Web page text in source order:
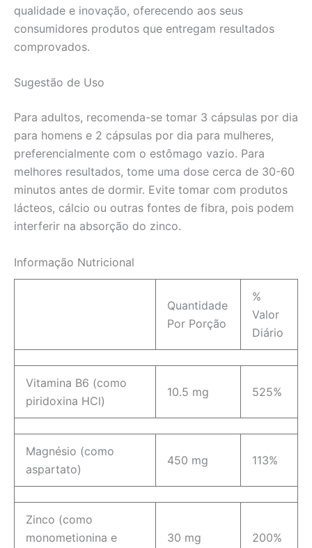
qualidade e inovação, oferecendo aos seus
consumidores produtos que entregam resultados
comprovados.
Sugestão de Uso
Para adultos, recomenda-se tomar 3 cápsulas por dia
para homens e 2 cápsulas por dia para mulheres,
preferencialmente com o estômago vazio. Para
melhores resultados, tome uma dose cerca de 30-60
minutos antes de dormir. Evite tomar com produtos
lácteos, cálcio ou outras fontes de fibra, pois podem
interferir na absorção do zinco.
Informação Nutricional
Quantidade
Por Porção
%
Valor
Diário
Vitamina B6 (como
piridoxina HCl)
10.5 mg 525%
Magnésio (como
aspartato)
450 mg 113%
Zinco (como
monometionina e
30 mg 200%